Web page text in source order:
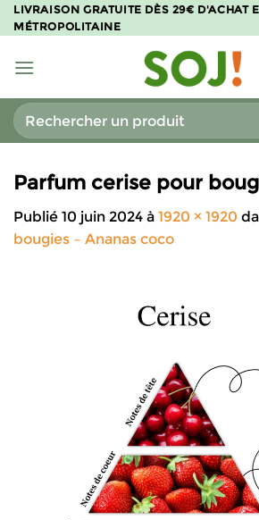
Passer
au
LIVRAISON GRATUITE DÈS 29€ D'ACHAT
MÉTROPOLITAINE
Recherche
pour :
Parfum cerise pour
Publié 10 juin 2024 à 1920 × 1920
bougies – Ananas coco